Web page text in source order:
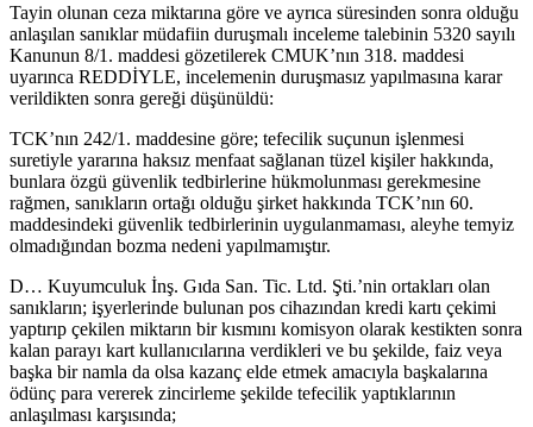
Tayin olunan ceza miktarına göre ve ayrıca süresinden sonra olduğu
anlaşılan sanıklar müdafiin duruşmalı inceleme talebinin 5320 sayılı
Kanunun 8/1. maddesi gözetilerek CMUK’nın 318. maddesi
uyarınca REDDİYLE, incelemenin duruşmasız yapılmasına karar
verildikten sonra gereği düşünüldü:
TCK’nın 242/1. maddesine göre; tefecilik suçunun işlenmesi
suretiyle yararına haksız menfaat sağlanan tüzel kişiler hakkında,
bunlara özgü güvenlik tedbirlerine hükmolunması gerekmesine
rağmen, sanıkların ortağı olduğu şirket hakkında TCK’nın 60.
maddesindeki güvenlik tedbirlerinin uygulanmaması, aleyhe temyiz
olmadığından bozma nedeni yapılmamıştır.
D… Kuyumculuk İnş. Gıda San. Tic. Ltd. Şti.’nin ortakları olan
sanıkların; işyerlerinde bulunan pos cihazından kredi kartı çekimi
yaptırıp çekilen miktarın bir kısmını komisyon olarak kestikten sonra
kalan parayı kart kullanıcılarına verdikleri ve bu şekilde, faiz veya
başka bir namla da olsa kazanç elde etmek amacıyla başkalarına
ödünç para vererek zincirleme şekilde tefecilik yaptıklarının
anlaşılması karşısında;